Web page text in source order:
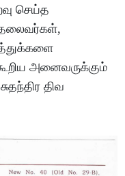
செய்த
தலைவர்கள்,
அனைவருக்கும்
திவ